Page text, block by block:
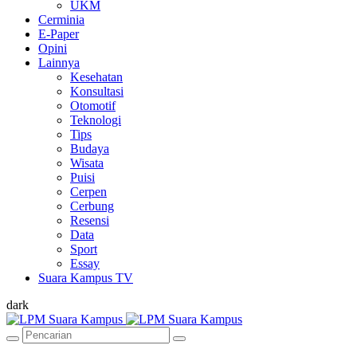
UKM
Cerminia
E-Paper
Opini
Lainnya
Kesehatan
Konsultasi
Otomotif
Teknologi
Tips
Budaya
Wisata
Puisi
Cerpen
Cerbung
Resensi
Data
Sport
Essay
Suara Kampus TV
dark